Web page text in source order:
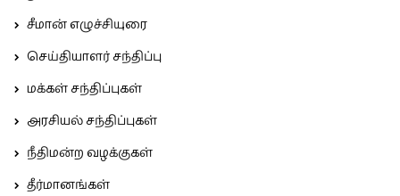
சீமான் எழுச்சியுரை
செய்தியாளர் சந்திப்பு
மக்கள் சந்திப்புகள்
அரசியல் சந்திப்புகள்
நீதிமன்ற வழக்குகள்
தீர்மானங்கள்